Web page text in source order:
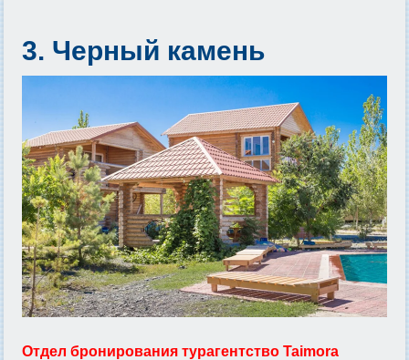
3. Черный камень
Отдел бронирования турагентство Taimora